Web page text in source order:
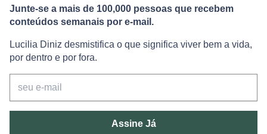
Junte-se a mais de 100,000 pessoas que recebem
conteúdos semanais por e-mail.
Lucilia Diniz desmistifica o que significa viver bem a vida,
por dentro e por fora.
Assine Já